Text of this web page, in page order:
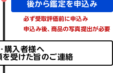
後から鑑定を申込み
必ず受取評価前に申込み
申込み後、商品の写真提出が必要
購入者様へ
受けた旨のご連絡